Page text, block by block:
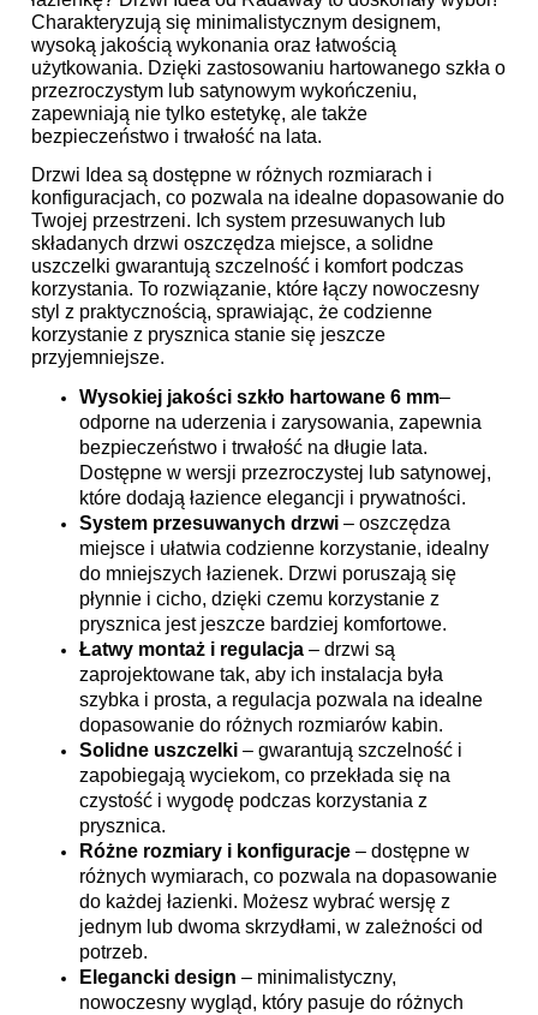
Charakteryzują się minimalistycznym designem,
wysoką jakością wykonania oraz łatwością
użytkowania. Dzięki zastosowaniu hartowanego szkła o
przezroczystym lub satynowym wykończeniu,
zapewniają nie tylko estetykę, ale także
bezpieczeństwo i trwałość na lata.
Drzwi Idea są dostępne w różnych rozmiarach i
konfiguracjach, co pozwala na idealne dopasowanie do
Twojej przestrzeni. Ich system przesuwanych lub
składanych drzwi oszczędza miejsce, a solidne
uszczelki gwarantują szczelność i komfort podczas
korzystania. To rozwiązanie, które łączy nowoczesny
styl z praktycznością, sprawiając, że codzienne
korzystanie z prysznica stanie się jeszcze
przyjemniejsze.
Wysokiej jakości szkło hartowane 6 mm–
odporne na uderzenia i zarysowania, zapewnia
bezpieczeństwo i trwałość na długie lata.
Dostępne w wersji przezroczystej lub satynowej,
które dodają łazience elegancji i prywatności.
System przesuwanych drzwi – oszczędza
miejsce i ułatwia codzienne korzystanie, idealny
do mniejszych łazienek. Drzwi poruszają się
płynnie i cicho, dzięki czemu korzystanie z
prysznica jest jeszcze bardziej komfortowe.
Łatwy montaż i regulacja – drzwi są
zaprojektowane tak, aby ich instalacja była
szybka i prosta, a regulacja pozwala na idealne
dopasowanie do różnych rozmiarów kabin.
Solidne uszczelki – gwarantują szczelność i
zapobiegają wyciekom, co przekłada się na
czystość i wygodę podczas korzystania z
prysznica.
Różne rozmiary i konfiguracje – dostępne w
różnych wymiarach, co pozwala na dopasowanie
do każdej łazienki. Możesz wybrać wersję z
jednym lub dwoma skrzydłami, w zależności od
potrzeb.
Elegancki design – minimalistyczny,
nowoczesny wygląd, który pasuje do różnych